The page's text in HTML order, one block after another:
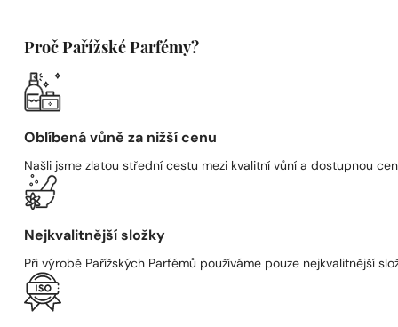
Proč Pařížské Parfémy?
Oblíbená vůně za nižší cenu
Našli jsme zlatou střední cestu mezi kvalitní vůní a dostupnou
Nejkvalitnější složky
Při výrobě Pařížských Parfémů používáme pouze nejkvalitnější